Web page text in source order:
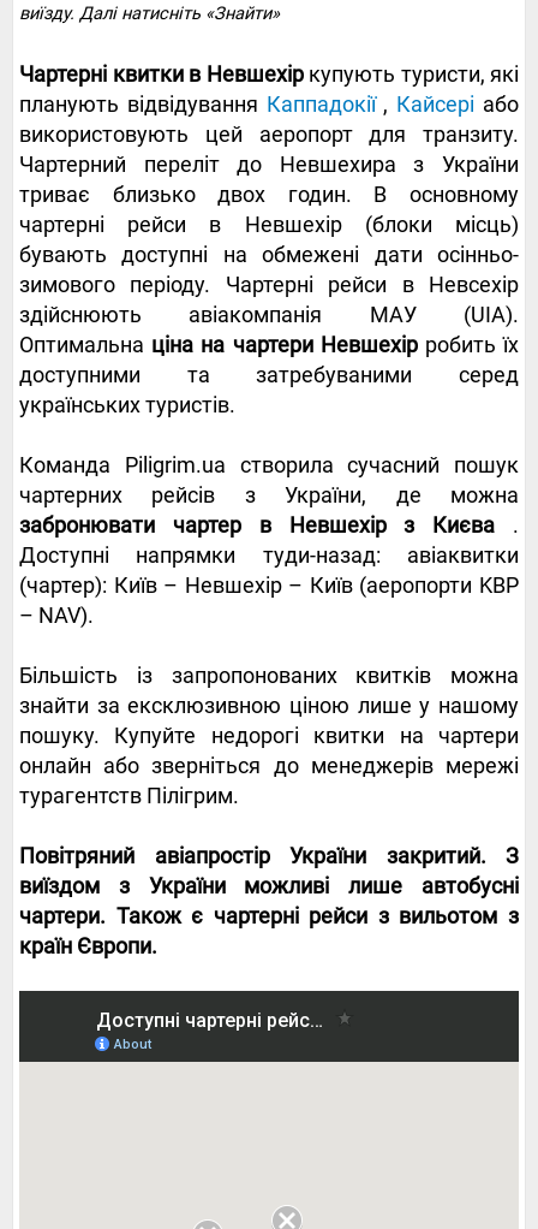
виїзду. Далі натисніть «Знайти»
Чартерні квитки в Невшехіркупують туристи, які
планують відвідування Каппадокії, Кайсері або
використовують цей аеропорт для транзиту.
Чартерний переліт до Невшехира з України
триває близько двох годин. В основному
чартерні рейси в Невшехір (блоки місць)
бувають доступні на обмежені дати осінньо-
зимового періоду. Чартерні рейси в Невсехір
здійснюють авіакомпанія МАУ (UIA).
Оптимальна ціна на чартери Невшехірробить їх
доступними та затребуваними серед
українських туристів.
Команда Piligrim.ua створила сучасний пошук
чартерних рейсів з України, де можна
забронювати чартер в Невшехір з Києва .
Доступні напрямки туди-назад: авіаквитки
(чартер): Київ – Невшехір – Київ (аеропорти KBP
– NAV).
Більшість із запропонованих квитків можна
знайти за ексклюзивною ціною лише у нашому
пошуку. Купуйте недорогі квитки на чартери
онлайн або зверніться до менеджерів мережі
турагентств Пілігрим.
Повітряний авіапростір України закритий. З
виїздом з України можливі лише автобусні
чартери. Також є чартерні рейси з вильотом з
країн Європи.